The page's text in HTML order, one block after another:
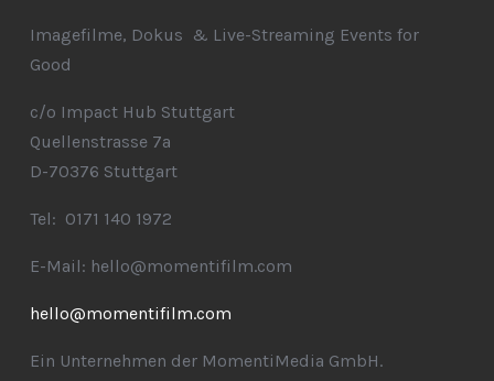
Imagefilme, Dokus & Live-Streaming Events for
Good
c/o Impact Hub Stuttgart
Quellenstrasse 7a
D-70376 Stuttgart
Tel: 0171 140 1972
E-Mail: hello@momentifilm.com
hello@momentifilm.com
Ein Unternehmen der MomentiMedia GmbH.